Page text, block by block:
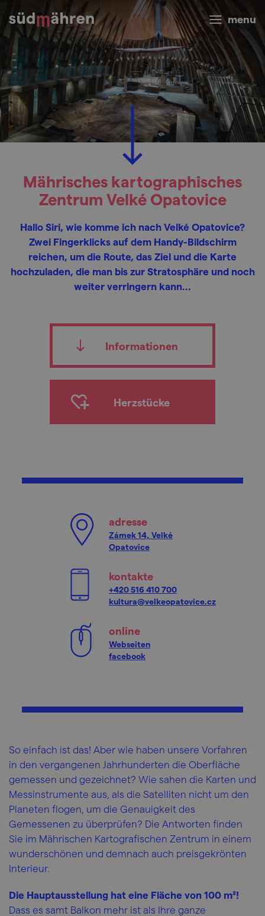
menu
Mährisches kartographisches
Zentrum Velké Opatovice
Hallo Siri, wie komme ich nach Velké Opatovice?
Zwei Fingerklicks auf dem Handy-Bildschirm
reichen, um die Route, das Ziel und die Karte
hochzuladen, die man bis zur Stratosphäre und noch
weiter verringern kann...
Informationen
Herzstücke
adresse
Zámek 14, Velké
Opatovice
kontakte
+420 516 410 700
kultura@velkeopatovice.cz
online
Webseiten
facebook
So einfach ist das! Aber wie haben unsere Vorfahren
in den vergangenen Jahrhunderten die Oberfläche
gemessen und gezeichnet? Wie sahen die Karten und
Messinstrumente aus, als die Satelliten nicht um den
Planeten flogen, um die Genauigkeit des
Gemessenen zu überprüfen? Die Antworten finden
Sie im Mährischen Kartografischen Zentrum in einem
wunderschönen und demnach auch preisgekrönten
Interieur.
Die Hauptausstellung hat eine Fläche von 100 m²!
Dass es samt Balkon mehr ist als Ihre ganze